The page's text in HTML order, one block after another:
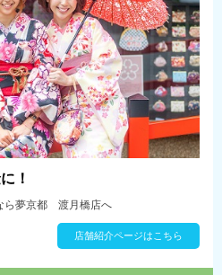
！
ら夢京都 渡月橋店へ
店舗紹介ページはこちら